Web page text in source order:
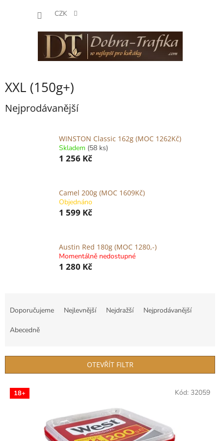
CZK
XXL (150g+)
Nejprodávanější
WINSTON Classic 162g (MOC 1262Kč)
Skladem (58 ks)
1 256 Kč
Camel 200g (MOC 1609Kč)
Objednáno
1 599 Kč
Austin Red 180g (MOC 1280,-)
Momentálně nedostupné
1 280 Kč
í
r
o
d
Doporučujeme Nejlevnější Nejdražší Nejprodávanější
Abecedně
OTEVŘÍT FILTR
V 18+ Kód: 32059